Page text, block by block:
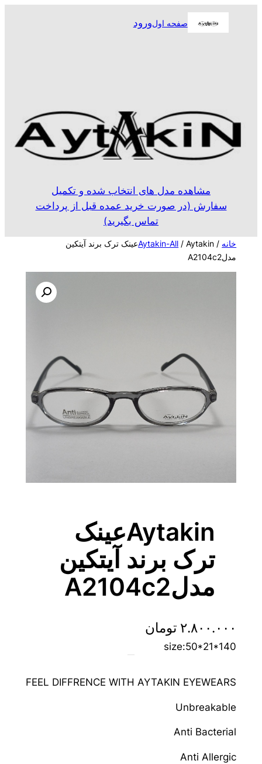
صفحه اولورود
مشاهده مدل های انتخاب شده و تکمیل
سفارش (در صورت خرید عمده قبل از پرداخت
تماس بگیرید)
خانه /
Aytakin-All/ Aytakinعینک ترک برند آیتکین
مدلA2104c2
Aytakinعینک
ترک برند آیتکین
مدلA2104c2
۲.۸۰۰.۰۰۰ تومان
size:50*21*140
FEEL DIFFRENCE WITH AYTAKIN EYEWEARS
Unbreakable
Anti Bacterial
Anti Allergic